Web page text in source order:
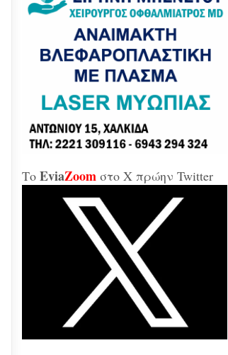
παραδειγματικά...»
«Δώσε και σε εμένα μπάρμπα...»
Χαλκίδα: Άρον άρον την κοπάνησε η
Διοικήτρια της ΔΥΠΑ από το
«αμαρτωλό» Επιμελητήριο Εύβοιας /
«Ήταν προσβλητική, ειρωνική και
απαξιωτική προς τους εργαζόμενους...»
Μύδροι της αντιπολίτευσης για τις νέες
Τζαβέλλας αθώωσε και τον εαυτό του,
καταπάτησε βάναυσα το ήδη
κακοποιημένο κράτος δικαίου με μία
πραξικοματική διάταξη, θα κληθούν
για να λογοδοτήσουν και πρωτίστως ο
διευθύνων και αυτού του εγκλήματος
κ.Μητσοτάκης...»
Χαλκίδα: Δείτε ζωντανά την κίνηση
στη Παλαιά Γέφυρα (LIVE ΕΙΚΟΝΑ)
Το EviaZoom στο X πρώην Twitter